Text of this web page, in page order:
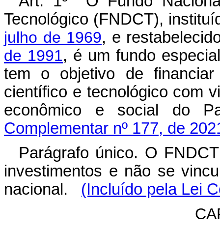
Tecnológico (FNDCT),
julho de 1969, e
de 1991, é um fundo
tem o objetivo de
científico e tecnológico com
econômico e social
Complementar nº 177, de
Parágrafo único. O
investimentos e não se
nacional.
(Incluído pela Lei